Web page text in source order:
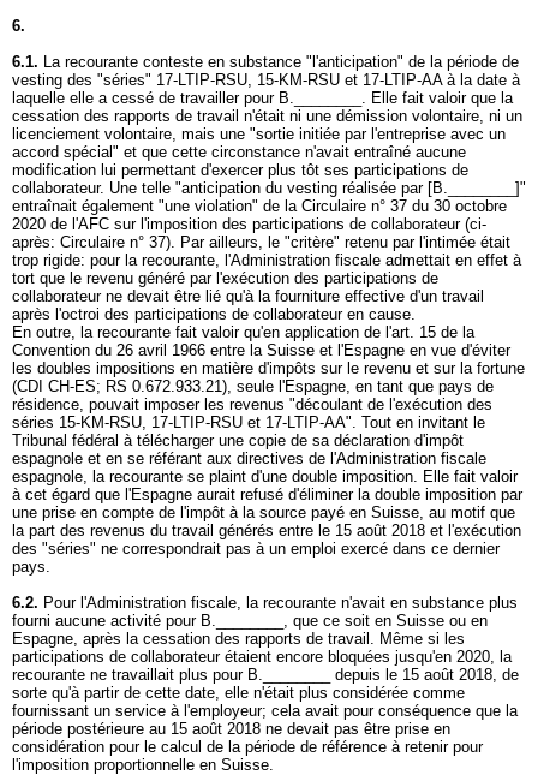
6.
6.1. La recourante conteste en substance "l'anticipation" de la période de
vesting des "séries" 17-LTIP-RSU, 15-KM-RSU et 17-LTIP-AA à la date à
laquelle elle a cessé de travailler pour B.________. Elle fait valoir que la
cessation des rapports de travail n'était ni une démission volontaire, ni un
licenciement volontaire, mais une "sortie initiée par l'entreprise avec un
accord spécial" et que cette circonstance n'avait entraîné aucune
modification lui permettant d'exercer plus tôt ses participations de
collaborateur. Une telle "anticipation du vesting réalisée par [B.________]"
entraînait également "une violation" de la Circulaire n° 37 du 30 octobre
2020 de l'AFC sur l'imposition des participations de collaborateur (ci-
après: Circulaire n° 37). Par ailleurs, le "critère" retenu par l'intimée était
trop rigide: pour la recourante, l'Administration fiscale admettait en effet à
tort que le revenu généré par l'exécution des participations de
collaborateur ne devait être lié qu'à la fourniture effective d'un travail
après l'octroi des participations de collaborateur en cause.
En outre, la recourante fait valoir qu'en application de l'art. 15 de la
Convention du 26 avril 1966 entre la Suisse et l'Espagne en vue d'éviter
les doubles impositions en matière d'impôts sur le revenu et sur la fortune
(CDI CH-ES; RS 0.672.933.21), seule l'Espagne, en tant que pays de
résidence, pouvait imposer les revenus "découlant de l'exécution des
séries 15-KM-RSU, 17-LTIP-RSU et 17-LTIP-AA". Tout en invitant le
Tribunal fédéral à télécharger une copie de sa déclaration d'impôt
espagnole et en se référant aux directives de l'Administration fiscale
espagnole, la recourante se plaint d'une double imposition. Elle fait valoir
à cet égard que l'Espagne aurait refusé d'éliminer la double imposition par
une prise en compte de l'impôt à la source payé en Suisse, au motif que
la part des revenus du travail générés entre le 15 août 2018 et l'exécution
des "séries" ne correspondrait pas à un emploi exercé dans ce dernier
pays.
6.2. Pour l'Administration fiscale, la recourante n'avait en substance plus
fourni aucune activité pour B.________, que ce soit en Suisse ou en
Espagne, après la cessation des rapports de travail. Même si les
participations de collaborateur étaient encore bloquées jusqu'en 2020, la
recourante ne travaillait plus pour B.________ depuis le 15 août 2018, de
sorte qu'à partir de cette date, elle n'était plus considérée comme
fournissant un service à l'employeur; cela avait pour conséquence que la
période postérieure au 15 août 2018 ne devait pas être prise en
considération pour le calcul de la période de référence à retenir pour
l'imposition proportionnelle en Suisse.